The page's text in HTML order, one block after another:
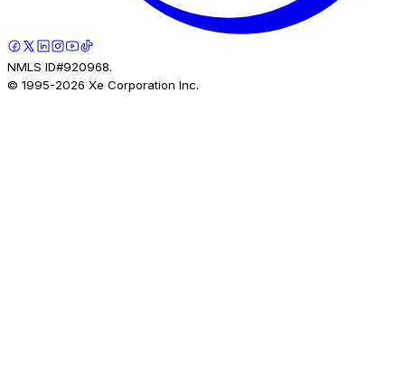
NMLS ID#920968.
© 1995-2026 Xe Corporation Inc.